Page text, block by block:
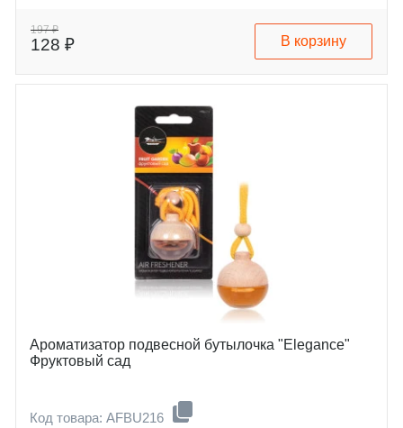
197 ₽
128 ₽ В корзину
Ароматизатор подвесной бутылочка "Elegance"
Фруктовый сад
Код товара: AFBU216